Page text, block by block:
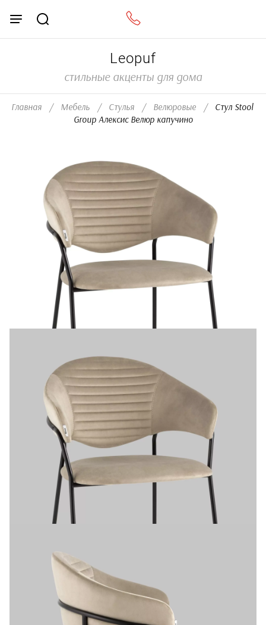
Leopuf
стильные акценты для дома
Главная / Мебель / Стулья / Велюровые /
  Стул Stool
Group Алексис Велюр капучино